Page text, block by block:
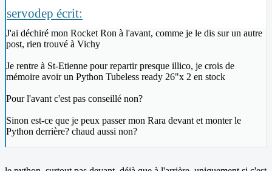
servodep écrit:
J'ai déchiré mon Rocket Ron à l'avant, comme je le dis sur un autre
post, rien trouvé à Vichy
Je rentre à St-Etienne pour repartir presque illico, je crois de
mémoire avoir un Python Tubeless ready 26"x 2 en stock
Pour l'avant c'est pas conseillé non?
Sinon est-ce que je peux passer mon Rara devant et monter le
Python derrière? chaud aussi non?